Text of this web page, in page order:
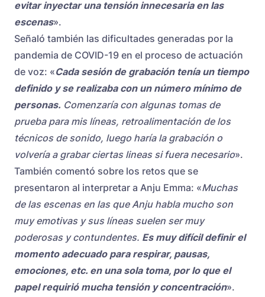
evitar inyectar una tensión innecesaria en las
escenas».
Señaló también las dificultades generadas por la
pandemia de COVID-19 en el proceso de actuación
de voz: «Cada sesión de grabación tenía un tiempo
definido y se realizaba con un número mínimo de
personas. Comenzaría con algunas tomas de
prueba para mis líneas, retroalimentación de los
técnicos de sonido, luego haría la grabación o
volvería a grabar ciertas lineas si fuera necesario».
También comentó sobre los retos que se
presentaron al interpretar a Anju Emma: «Muchas
de las escenas en las que Anju habla mucho son
muy emotivas y sus líneas suelen ser muy
poderosas y contundentes. Es muy difícil definir el
momento adecuado para respirar, pausas,
emociones, etc. en una sola toma, por lo que el
papel requirió mucha tensión y concentración».